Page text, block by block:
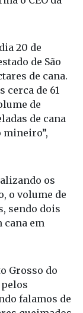
e uma
agrícola,
20 de
de São
de cana.
cerca de 61
de
de cana
os
o volume de
sendo dois
Grosso do